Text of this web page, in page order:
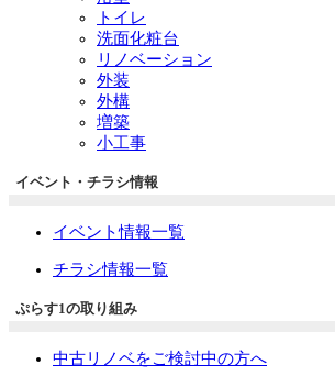
トイレ
洗面化粧台
リノベーション
外装
外構
増築
小工事
イベント・チラシ情報
イベント情報一覧
チラシ情報一覧
ぷらす1の取り組み
中古リノベをご検討中の方へ